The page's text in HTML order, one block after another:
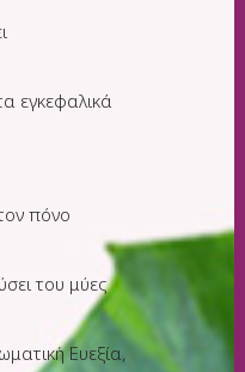
εγκεφαλικά
πόνο
του μύες
Ευεξία,